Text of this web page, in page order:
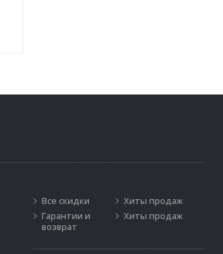
Все скидки
Хиты продаж
Гарантии и
возврат
Хиты продаж